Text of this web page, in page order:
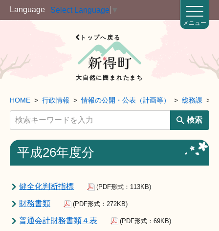
Language Select Language
トップへ戻る
大自然に囲まれたまち
メニュー
HOME 行政情報 情報の公開・公表（計画等） 総務課
検索
平成26年度分
健全化判断指標 (PDF形式：113KB)
財務書類 (PDF形式：272KB)
普通会計財務書類４表 (PDF形式：69KB)